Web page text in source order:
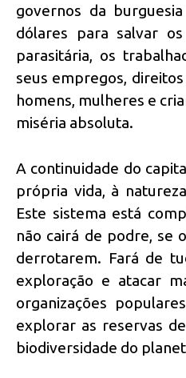
governos da
dólares para salvar
parasitária, os
seus empregos,
homens, mulheres e
miséria absoluta.
A continuidade do
própria vida, à
Este sistema está
não cairá de podre, se
derrotarem. Fará de
exploração e atacar
organizações
explorar as reservas
biodiversidade do